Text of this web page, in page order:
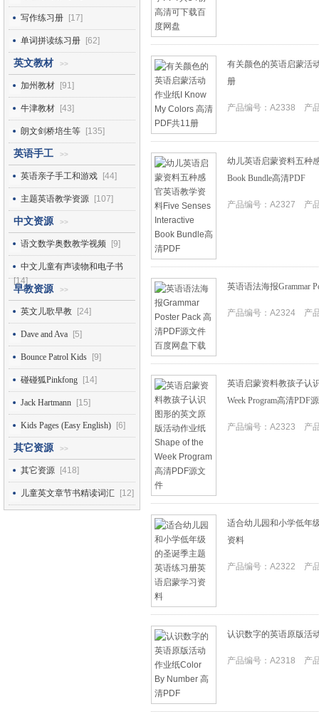
写作练习册 [17]
单词拼读练习册 [62]
英文教材 >>
加州教材 [91]
牛津教材 [43]
朗文剑桥培生等 [135]
英语手工 >>
英语亲子手工和游戏 [44]
主题英语教学资源 [107]
中文资源 >>
语文数学奥数教学视频 [9]
中文儿童有声读物和电子书
[14]
早教资源 >>
英文儿歌早教 [24]
Dave and Ava [5]
Bounce Patrol Kids [9]
碰碰狐Pinkfong [14]
Jack Hartmann [15]
Kids Pages (Easy English) [6]
其它资源 >>
其它资源 [418]
儿童英文章节书精读词汇 [12]
有关颜色的英语启蒙活
册
产品编号：A2338 产
幼儿英语启蒙资料五种
Book Bundle高清PDF
产品编号：A2327 产
英语语法海报Grammar
产品编号：A2324 产
英语启蒙资料教孩子认
Week Program高清PDF
产品编号：A2323 产
适合幼儿园和小学低年
资料
产品编号：A2322 产
认识数字的英语原版活
产品编号：A2318 产